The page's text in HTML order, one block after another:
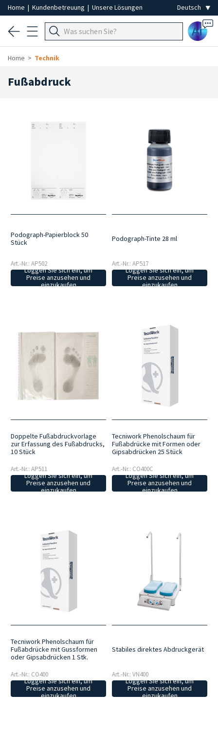
Home | Kundenbetreuung | Unsere Lösungen
Ai
Home Technik
Fußabdruck
Podograph-Papierblock 50
Stück
Art.-Nr.: AP502
Loggen Sie sich ein, um
Preise anzusehen und
einzukaufen
Podograph-Tinte 28 ml
Art.-Nr.: AP517
Loggen Sie sich ein, um
Preise anzusehen und
einzukaufen
Doppelte Fußabdruckvorlage
zur Erfassung des Fußabdrucks,
10 Stück
Art.-Nr.: AP511
Loggen Sie sich ein, um
Preise anzusehen und
einzukaufen
Tecniwork Phenolschaum für
Fußabdrücke mit Formen oder
Gipsabdrücken 25 Stück
Art.-Nr.: CO400C
Loggen Sie sich ein, um
Preise anzusehen und
einzukaufen
Tecniwork Phenolschaum für
Fußabdrücke mit Gussformen
oder Gipsabdrücken 1 Stk.
Art.-Nr.: CO400
Loggen Sie sich ein, um
Preise anzusehen und
einzukaufen
Stabiles direktes Abdruckgerät
Art.-Nr.: VN400
Loggen Sie sich ein, um
Preise anzusehen und
einzukaufen